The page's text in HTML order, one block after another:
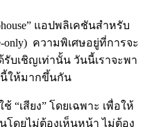
แอปพลิเคชันสำหรับ
only) ความพิเศษอยู่ที่การจะ
บเชิญเท่านั้น วันนี้เราจะพา
ให้มากขึ้นกัน
“เสียง” โดยเฉพาะ เพื่อให้
ดยไม่ต้องเห็นหน้า ไม่ต้อง